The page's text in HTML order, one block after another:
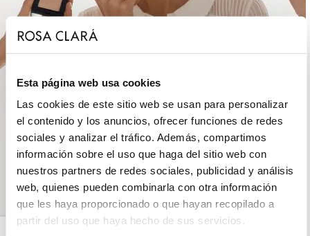
Esta página web usa cookies
Las cookies de este sitio web se usan para personalizar
el contenido y los anuncios, ofrecer funciones de redes
sociales y analizar el tráfico. Además, compartimos
información sobre el uso que haga del sitio web con
nuestros partners de redes sociales, publicidad y análisis
web, quienes pueden combinarla con otra información
que les haya proporcionado o que hayan recopilado a
partir del uso que haya hecho de sus servicios.
ROSA CLARÁ COUTURE